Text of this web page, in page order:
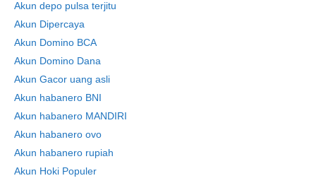
Akun depo pulsa terjitu
Akun Dipercaya
Akun Domino BCA
Akun Domino Dana
Akun Gacor uang asli
Akun habanero BNI
Akun habanero MANDIRI
Akun habanero ovo
Akun habanero rupiah
Akun Hoki Populer